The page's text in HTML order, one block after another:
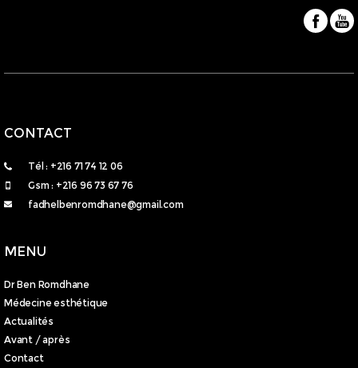
CONTACT
Tél : +216 71 74 12 06
Gsm : +216 96 73 67 76
fadhelbenromdhane@gmail.com
MENU
Dr Ben Romdhane
Médecine esthétique
Actualités
Avant / après
Contact